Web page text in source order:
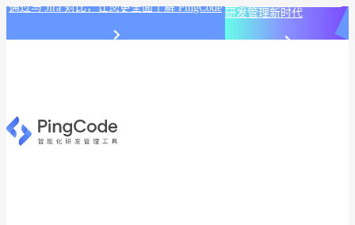
通过与 Jira 对比，让您更全面了解 PingCode 研发管理新时代